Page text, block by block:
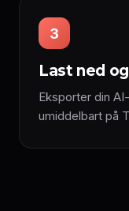
3
Last ned og
Eksporter din
umiddelbart på